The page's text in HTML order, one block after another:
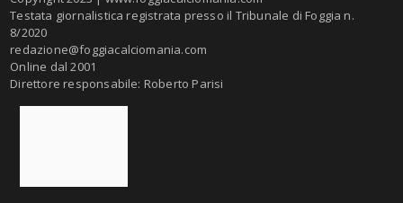
Testata giornalistica registrata presso il Tribunale di Foggia n.
8/2020
redazione@foggiacalciomania.com
Online dal 2001
Direttore responsabile: Roberto Parisi